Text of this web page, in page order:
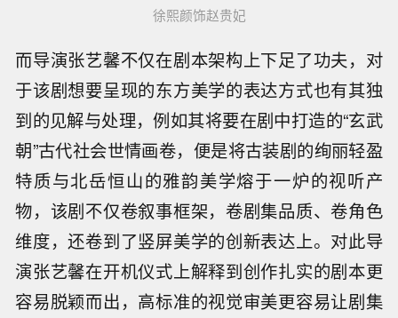
徐熙颜饰赵贵妃
而导演张艺馨不仅在剧本架构上下足了功夫，对
于该剧想要呈现的东方美学的表达方式也有其独
到的见解与处理，例如其将要在剧中打造的“玄武
朝”古代社会世情画卷，便是将古装剧的绚丽轻盈
特质与北岳恒山的雅韵美学熔于一炉的视听产
物，该剧不仅卷叙事框架，卷剧集品质、卷角色
维度，还卷到了竖屏美学的创新表达上。对此导
演张艺馨在开机仪式上解释到创作扎实的剧本更
容易脱颖而出，高标准的视觉审美更容易让剧集